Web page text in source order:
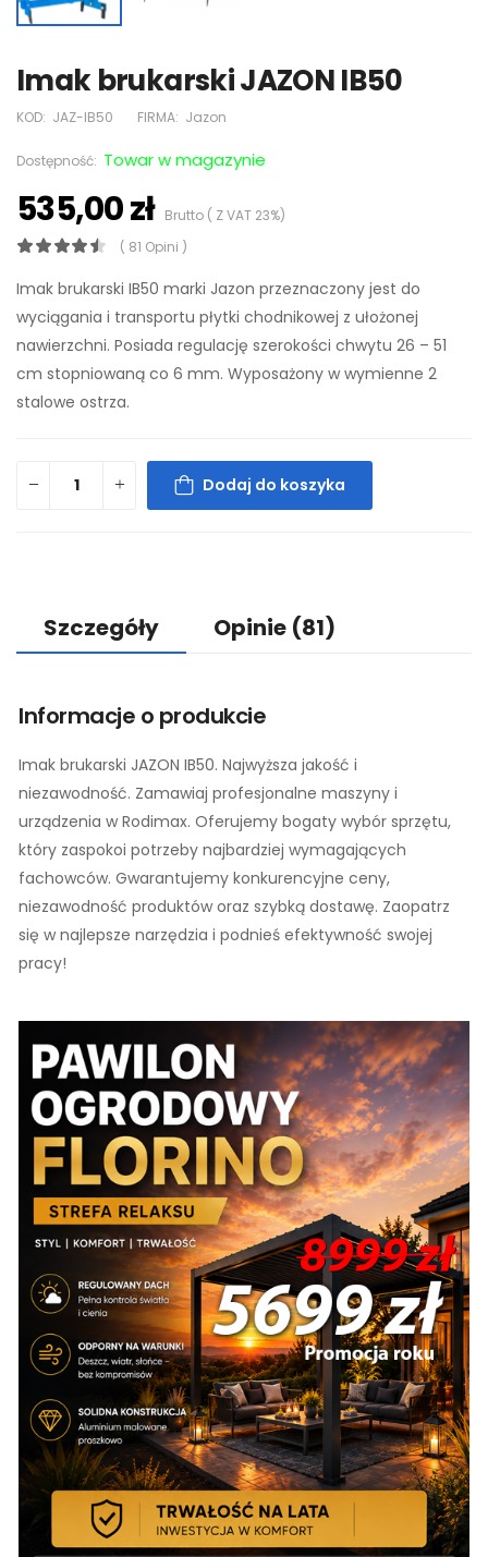
Imak brukarski JAZON IB50
KOD: JAZ-IB50 FIRMA: Jazon
Dostępność: Towar w magazynie
535,00 złBrutto ( Z VAT 23%)
( 81 Opini )
Imak brukarski IB50 marki Jazon przeznaczony jest do
wyciągania i transportu płytki chodnikowej z ułożonej
nawierzchni. Posiada regulację szerokości chwytu 26 – 51
cm stopniowaną co 6 mm. Wyposażony w wymienne 2
stalowe ostrza.
Dodaj do koszyka
Szczegóły Opinie (81)
Informacje o produkcie
Imak brukarski JAZON IB50. Najwyższa jakość i
niezawodność. Zamawiaj profesjonalne maszyny i
urządzenia w Rodimax. Oferujemy bogaty wybór sprzętu,
który zaspokoi potrzeby najbardziej wymagających
fachowców. Gwarantujemy konkurencyjne ceny,
niezawodność produktów oraz szybką dostawę. Zaopatrz
się w najlepsze narzędzia i podnieś efektywność swojej
pracy!